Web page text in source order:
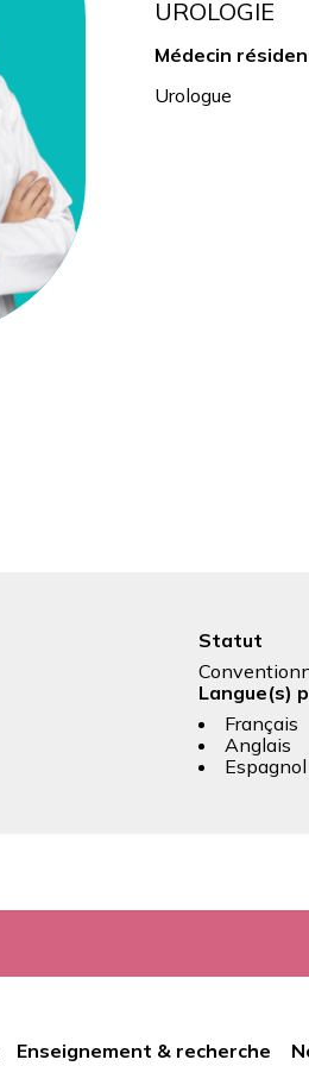
UROLOGIE
Médecin
Urologue
Statut
Langue(s)
Français
Anglais
Espagnol
Enseignement & recherche